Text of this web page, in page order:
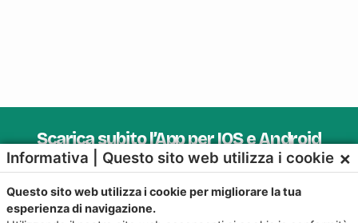
Scarica subito l’App per IOS e Android
Provala, è Gratis!
Informativa | Questo sito web utilizza i cookie ×
Questo sito web utilizza i cookie per migliorare la tua
esperienza di navigazione.